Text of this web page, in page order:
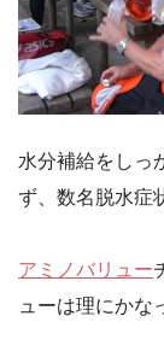
水分補給をしっ
ず、数名脱水症
アミノバリュー
ューは理にかな